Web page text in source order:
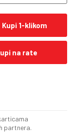
Kupi 1-klikom
na rate
partnera.